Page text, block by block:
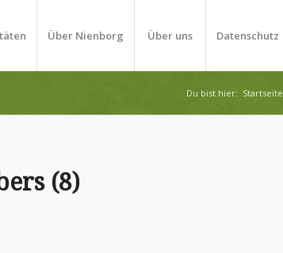
Über Nienborg Über uns Datenschutz
Du bist hier: Startseite
(8)